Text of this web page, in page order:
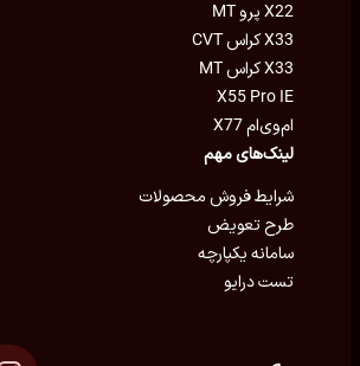
X22 پرو MT
X33 کراس CVT
X33 کراس MT
X55 Pro IE
ام‌وی‌ام X77
لینک‌های مهم
شرایط فروش محصولات
طرح تعویض
سامانه یکپارچه
تست درایو